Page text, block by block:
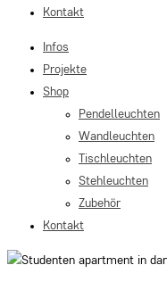
Kontakt
Infos
Projekte
Shop
Pendelleuchten
Wandleuchten
Tischleuchten
Stehleuchten
Zubehör
Kontakt